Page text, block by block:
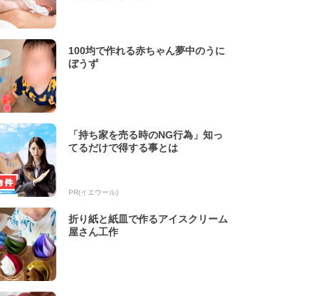
100均で作れる赤ちゃん夢中のうに
ぼうず
「持ち家を売る時のNG行為」知っ
てるだけで得する事とは
PR(イエウール)
折り紙と紙皿で作るアイスクリーム
屋さん工作